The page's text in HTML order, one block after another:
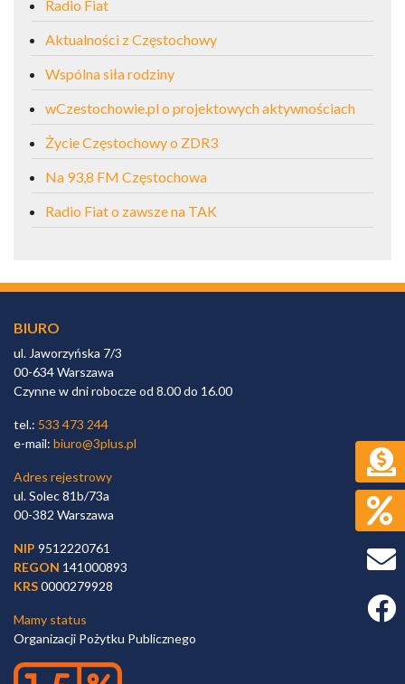
Radio Fiat
Aktualności z Częstochowy
Wspólna siła rodziny
wCzestochowie.pl o projektowych aktywnościach
Życie Częstochowy o ZDR3
Na 93,8 FM Częstochowa
Radio Fiat o zawsze na TAK
BIURO
ul. Jaworzyńska 7/3
00-634 Warszawa
Czynne w dni robocze od 8.00 do 16.00
tel.: 533 473 244
e-mail: biuro@3plus.pl
Adres rejestrowy
ul. Solec 81b/73a
00-382 Warszawa
NIP 9512220761
REGON 141000893
KRS0000279928
Mamy status
Organizacji Pożytku Publicznego